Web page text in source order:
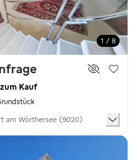
1 / 8
Kauf
am Wörthersee (9020)